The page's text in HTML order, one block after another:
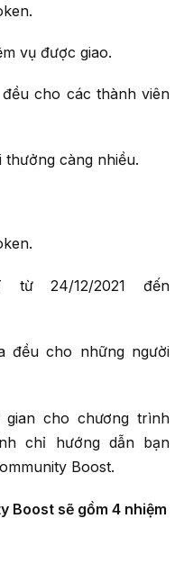
vụ được giao.
cho các thành viên
thưởng càng nhiều.
từ 24/12/2021 đến
đều cho những người
cho chương trình
chỉ hướng dẫn bạn
Boost.
Boost sẽ gồm 4 nhiệm